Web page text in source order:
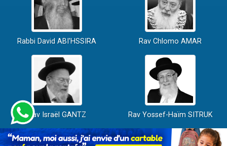
Rabbi David ABI'HSSIRA Rav Chlomo AMAR
Rav Israël GANTZ Rav Yossef-Haïm SITRUK